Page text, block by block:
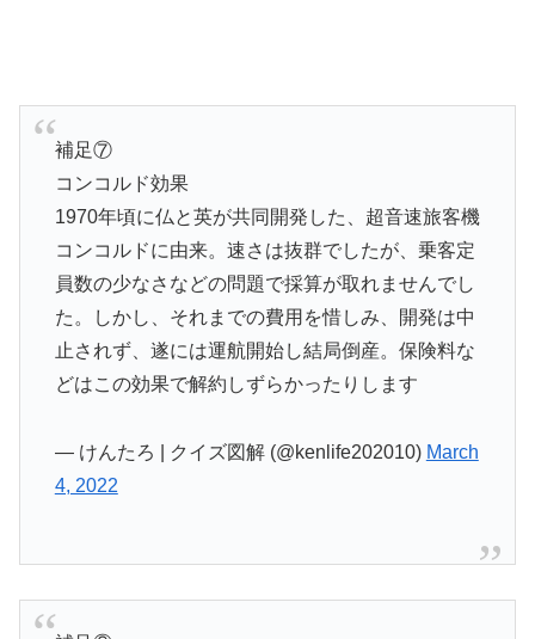
補足⑦
コンコルド効果
1970年頃に仏と英が共同開発した、超音速旅客機
コンコルドに由来。速さは抜群でしたが、乗客定
員数の少なさなどの問題で採算が取れませんでし
た。しかし、それまでの費用を惜しみ、開発は中
止されず、遂には運航開始し結局倒産。保険料な
どはこの効果で解約しずらかったりします
— けんたろ | クイズ図解 (@kenlife202010) March
4, 2022